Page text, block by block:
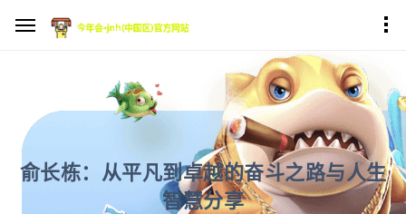
俞长栋：从平凡到卓越的奋斗之路与人生
智慧分享